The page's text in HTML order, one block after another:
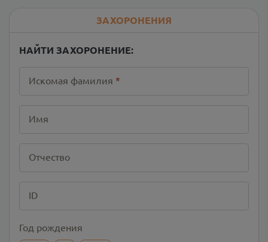
ЗАХОРОНЕНИЯ
НАЙТИ ЗАХОРОНЕНИЕ:
Искомая фамилия *
Имя
Отчество
ID
Год рождения